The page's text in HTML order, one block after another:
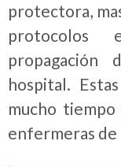
protectora,
protocolos
hospital.
mucho
enfermeras de